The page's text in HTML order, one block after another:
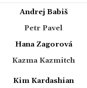
Andrej Babiš
Petr Pavel
Hana Zagorová
Kazma Kazmitch
Kim Kardashian